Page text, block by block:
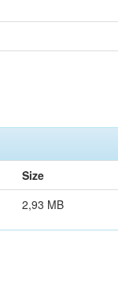
Size
2,93 MB